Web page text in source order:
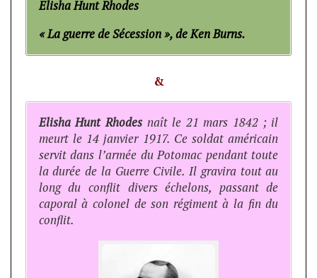
Elisha Hunt Rhodes
« La guerre de Sécession », de Ken Burns.
&
Elisha Hunt Rhodes naît le 21 mars 1842 ; il
meurt le 14 janvier 1917. Ce soldat américain
servit dans l’armée du Potomac pendant toute
la durée de la Guerre Civile. Il gravira tout au
long du conflit divers échelons, passant de
caporal à colonel de son régiment à la fin du
conflit.